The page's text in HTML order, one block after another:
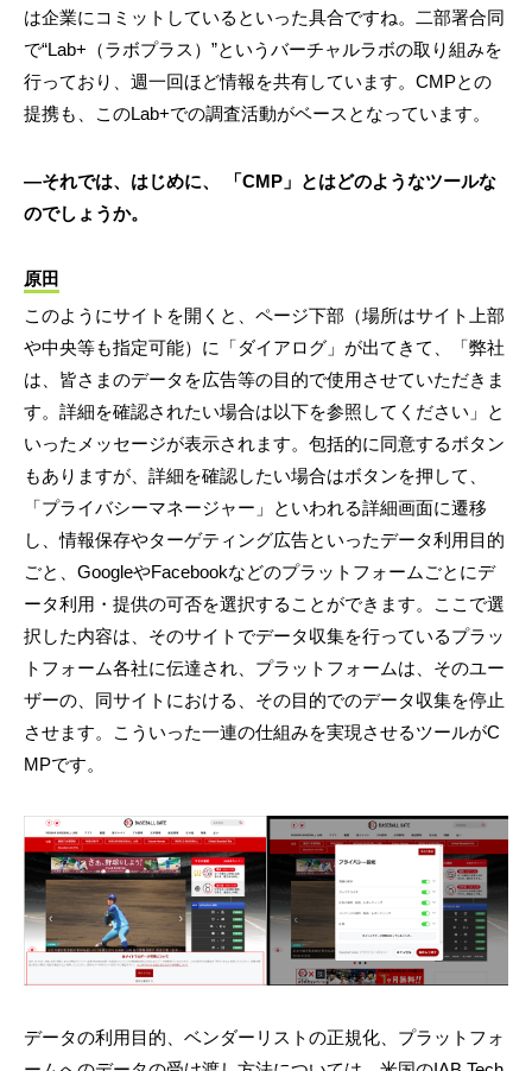
は企業にコミットしているといった具合ですね。二部署合同
で“Lab+（ラボプラス）”というバーチャルラボの取り組みを
行っており、週一回ほど情報を共有しています。CMPとの
提携も、このLab+での調査活動がベースとなっています。
―それでは、はじめに、 「CMP」とはどのようなツールな
のでしょうか。
原田
このようにサイトを開くと、ページ下部（場所はサイト上部
や中央等も指定可能）に「ダイアログ」が出てきて、「弊社
は、皆さまのデータを広告等の目的で使用させていただきま
す。詳細を確認されたい場合は以下を参照してください」と
いったメッセージが表示されます。包括的に同意するボタン
もありますが、詳細を確認したい場合はボタンを押して、
「プライバシーマネージャー」といわれる詳細画面に遷移
し、情報保存やターゲティング広告といったデータ利用目的
ごと、GoogleやFacebookなどのプラットフォームごとにデ
ータ利用・提供の可否を選択することができます。ここで選
択した内容は、そのサイトでデータ収集を行っているプラッ
トフォーム各社に伝達され、プラットフォームは、そのユー
ザーの、同サイトにおける、その目的でのデータ収集を停止
させます。こういった一連の仕組みを実現させるツールがC
MPです。
データの利用目的、ベンダーリストの正規化、プラットフォ